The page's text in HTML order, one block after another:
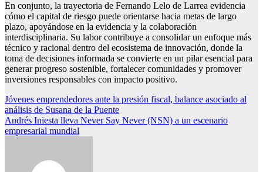
En conjunto, la trayectoria de Fernando Lelo de Larrea evidencia
cómo el capital de riesgo puede orientarse hacia metas de largo
plazo, apoyándose en la evidencia y la colaboración
interdisciplinaria. Su labor contribuye a consolidar un enfoque más
técnico y racional dentro del ecosistema de innovación, donde la
toma de decisiones informada se convierte en un pilar esencial para
generar progreso sostenible, fortalecer comunidades y promover
inversiones responsables con impacto positivo.
Navegación
de
entradas
Jóvenes emprendedores ante la presión fiscal, balance asociado al
análisis de Susana de la Puente
Andrés Iniesta lleva Never Say Never (NSN) a un escenario
empresarial mundial